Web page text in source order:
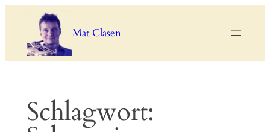
springen
Mat Clasen
Schlagwort: